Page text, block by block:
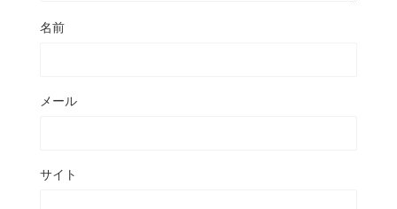
名前
メール
サイト